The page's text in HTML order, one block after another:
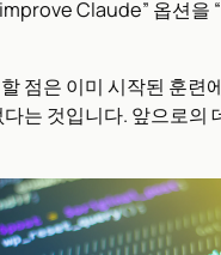
Claude” 옵션을
점은 이미 시작된 훈련
다는 것입니다. 앞으로의